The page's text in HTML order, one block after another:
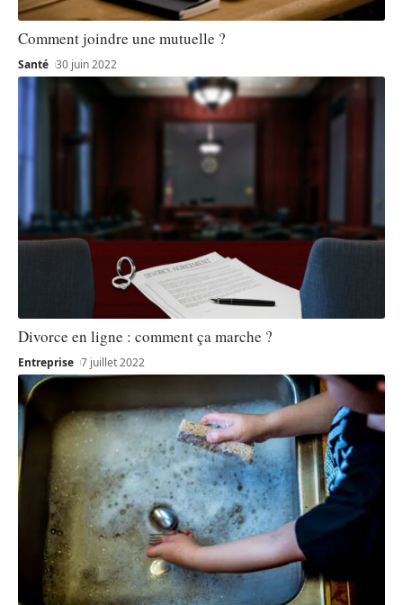
Comment joindre une mutuelle ?
Santé 30 juin 2022
Divorce en ligne : comment ça marche ?
Entreprise 7 juillet 2022